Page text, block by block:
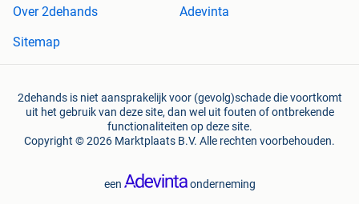
Over 2dehands
Adevinta
Sitemap
2dehands is niet aansprakelijk voor (gevolg)schade die voortkomt
uit het gebruik van deze site, dan wel uit fouten of ontbrekende
functionaliteiten op deze site.
Copyright © 2026 Marktplaats B.V. Alle rechten voorbehouden.
een onderneming